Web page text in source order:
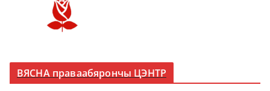
ВЯСНА праваабярончы ЦЭНТР